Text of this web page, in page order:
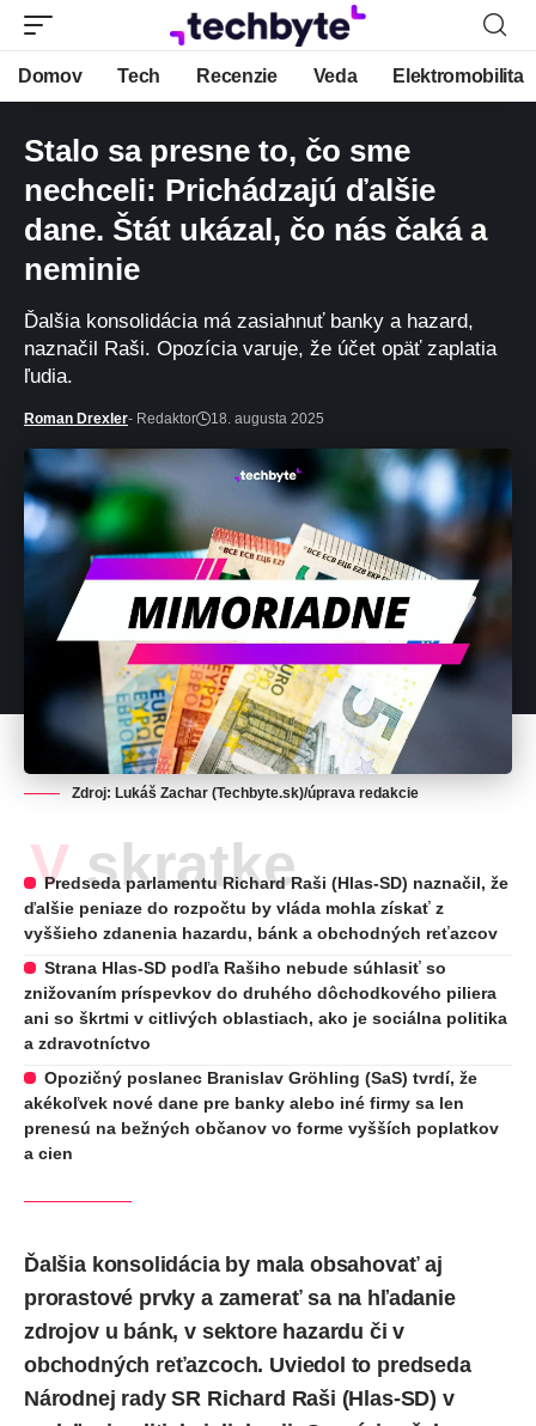
Domov Tech Recenzie Veda Elektromobilita
Stalo sa presne to, čo sme
nechceli: Prichádzajú ďalšie
dane. Štát ukázal, čo nás čaká a
neminie
Ďalšia konsolidácia má zasiahnuť banky a hazard,
naznačil Raši. Opozícia varuje, že účet opäť zaplatia
ľudia.
Roman Drexler- Redaktor 18. augusta 2025
Zdroj: Lukáš Zachar (Techbyte.sk)/úprava redakcie
V skratke
Predseda parlamentu Richard Raši (Hlas-SD) naznačil, že
ďalšie peniaze do rozpočtu by vláda mohla získať z
vyššieho zdanenia hazardu, bánk a obchodných reťazcov
Strana Hlas-SD podľa Rašiho nebude súhlasiť so
znižovaním príspevkov do druhého dôchodkového piliera
ani so škrtmi v citlivých oblastiach, ako je sociálna politika
a zdravotníctvo
Opozičný poslanec Branislav Gröhling (SaS) tvrdí, že
akékoľvek nové dane pre banky alebo iné firmy sa len
prenesú na bežných občanov vo forme vyšších poplatkov
a cien
Ďalšia konsolidácia by mala obsahovať aj
prorastové prvky a zamerať sa na hľadanie
zdrojov u bánk, v sektore hazardu či v
obchodných reťazcoch. Uviedol to predseda
Národnej rady SR Richard Raši (Hlas-SD) v